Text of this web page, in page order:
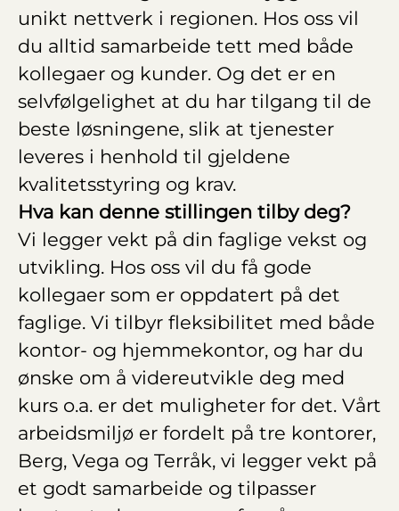
unikt nettverk i regionen. Hos oss vil
du alltid samarbeide tett med både
kollegaer og kunder. Og det er en
selvfølgelighet at du har tilgang til de
beste løsningene, slik at tjenester
leveres i henhold til gjeldene
kvalitetsstyring og krav.
Hva kan denne stillingen tilby deg?
Vi legger vekt på din faglige vekst og
utvikling. Hos oss vil du få gode
kollegaer som er oppdatert på det
faglige. Vi tilbyr fleksibilitet med både
kontor- og hjemmekontor, og har du
ønske om å videreutvikle deg med
kurs o.a. er det muligheter for det. Vårt
arbeidsmiljø er fordelt på tre kontorer,
Berg, Vega og Terråk, vi legger vekt på
et godt samarbeide og tilpasser